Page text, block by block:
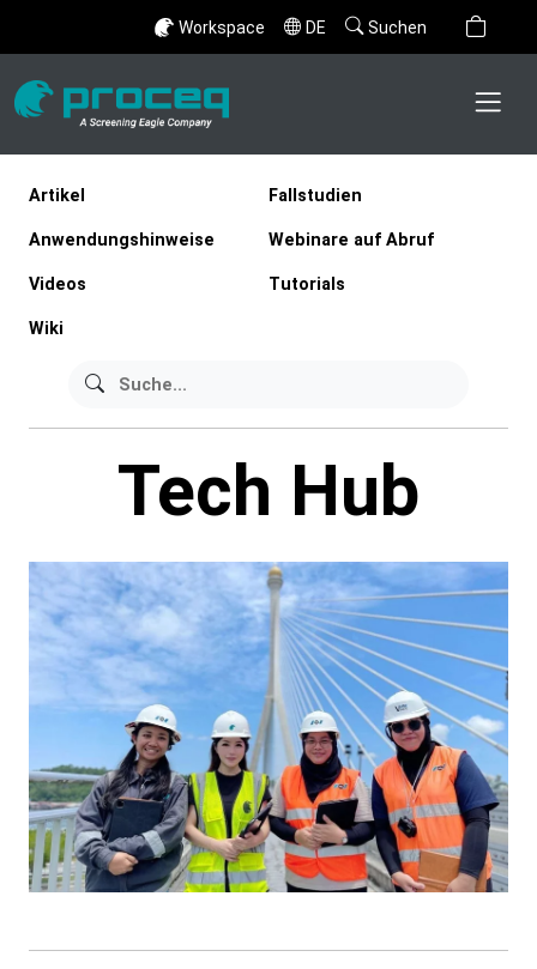
Workspace DE Suchen
Artikel Fallstudien
Anwendungshinweise Webinare auf Abruf
Videos Tutorials
Wiki
Tech Hub